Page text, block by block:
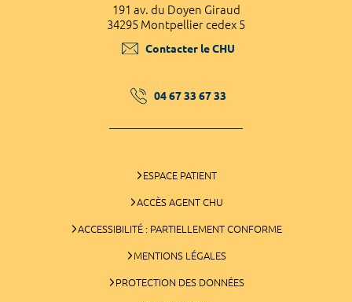
191 av. du Doyen Giraud
34295 Montpellier cedex 5
Contacter le CHU
04 67 33 67 33
ESPACE PATIENT
ACCÈS AGENT CHU
ACCESSIBILITÉ : PARTIELLEMENT CONFORME
MENTIONS LÉGALES
PROTECTION DES DONNÉES